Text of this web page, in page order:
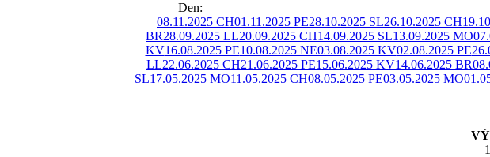
Den:
08.11.2025 CH01.11.2025 PE28.10.2025 SL26.10.2025 CH
BR28.09.2025 LL20.09.2025 CH14.09.2025 SL13.09.2025 MO
KV16.08.2025 PE10.08.2025 NE03.08.2025 KV02.08.2025 PE
LL22.06.2025 CH21.06.2025 PE15.06.2025 KV14.06.2025 BR
SL17.05.2025 MO11.05.2025 CH08.05.2025 PE03.05.2025 MO